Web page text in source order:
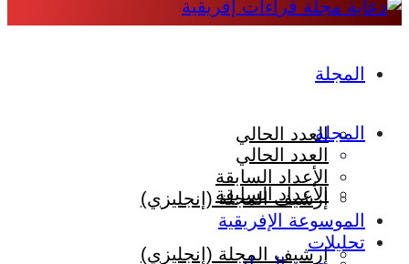
المجلة
العدد الحالي
الأعداد السابقة
إرشيف المجلة (إنجليزي)
المجلة
العدد الحالي
الأعداد السابقة
إرشيف المجلة (إنجليزي)
الموسوعة الإفريقية
تحليلات